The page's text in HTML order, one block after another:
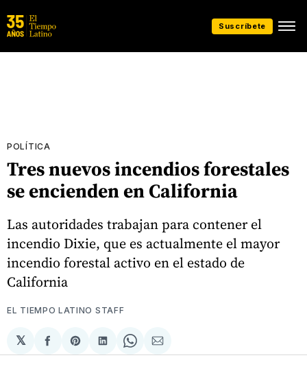
Suscríbete
POLÍTICA
Tres nuevos incendios forestales
se encienden en California
Las autoridades trabajan para contener el
incendio Dixie, que es actualmente el mayor
incendio forestal activo en el estado de
California
EL TIEMPO LATINO STAFF
𝕏
Compartir
en
Share
on
Compartir
en
Share
on
Compartir
via